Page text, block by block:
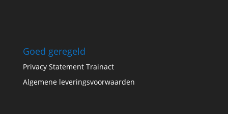
Goed geregeld
Privacy Statement Trainact
Algemene leveringsvoorwaarden